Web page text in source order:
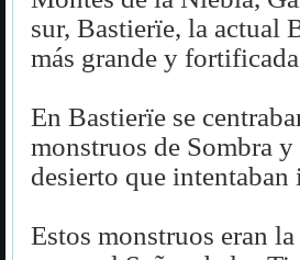
sur, Bastierïe, la actual
más grande y
En Bastierïe se
monstruos de Sombra
desierto que
Estos monstruos eran